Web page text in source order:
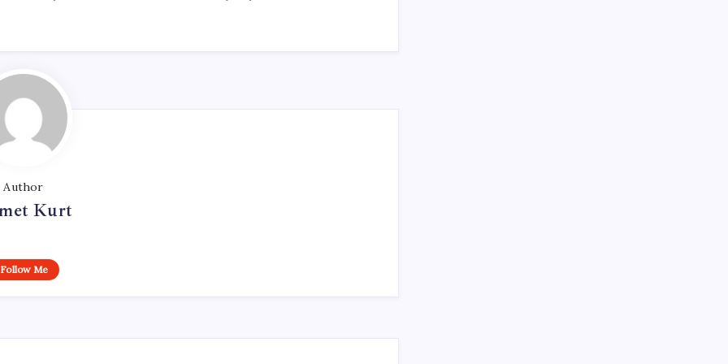
Author
Kurt
Follow Me